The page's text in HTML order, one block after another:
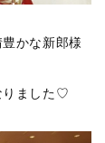
かな新郎様
りました♡